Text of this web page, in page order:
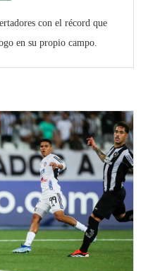
con el récord que
en su propio campo.